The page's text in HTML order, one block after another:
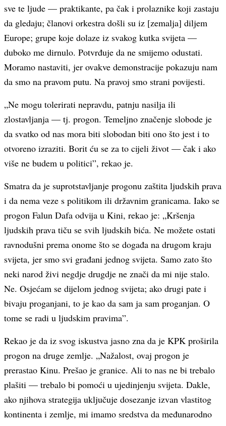
sve te ljude — praktikante, pa čak i prolaznike koji zastaju
da gledaju; članovi orkestra došli su iz [zemalja] diljem
Europe; grupe koje dolaze iz svakog kutka svijeta —
duboko me dirnulo. Potvrđuje da ne smijemo odustati.
Moramo nastaviti, jer ovakve demonstracije pokazuju nam
da smo na pravom putu. Na pravoj smo strani povijesti.
„Ne mogu tolerirati nepravdu, patnju nasilja ili
zlostavljanja — tj. progon. Temeljno značenje slobode je
da svatko od nas mora biti slobodan biti ono što jest i to
otvoreno izraziti. Borit ću se za to cijeli život — čak i ako
više ne budem u politici”, rekao je.
Smatra da je suprotstavljanje progonu zaštita ljudskih prava
i da nema veze s politikom ili državnim granicama. Iako se
progon Falun Dafa odvija u Kini, rekao je: „Kršenja
ljudskih prava tiču se svih ljudskih bića. Ne možete ostati
ravnodušni prema onome što se događa na drugom kraju
svijeta, jer smo svi građani jednog svijeta. Samo zato što
neki narod živi negdje drugdje ne znači da mi nije stalo.
Ne. Osjećam se dijelom jednog svijeta; ako drugi pate i
bivaju proganjani, to je kao da sam ja sam proganjan. O
tome se radi u ljudskim pravima”.
Rekao je da iz svog iskustva jasno zna da je KPK proširila
progon na druge zemlje. „Nažalost, ovaj progon je
prerastao Kinu. Prešao je granice. Ali to nas ne bi trebalo
plašiti — trebalo bi pomoći u ujedinjenju svijeta. Dakle,
ako njihova strategija uključuje dosezanje izvan vlastitog
kontinenta i zemlje, mi imamo sredstva da međunarodno